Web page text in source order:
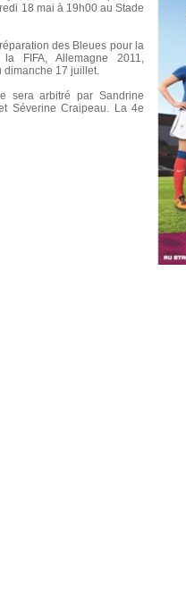
18 mai à 19h00 au Stade
des Bleues pour la
FIFA, Allemagne 2011,
dimanche 17 juillet.
sera arbitré par Sandrine
Séverine Craipeau. La 4e